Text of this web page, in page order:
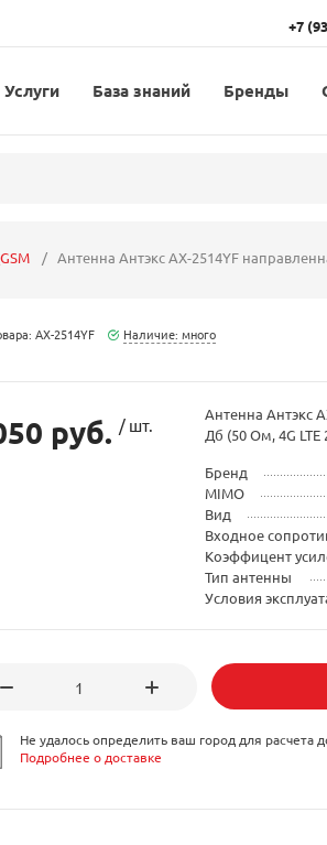
+7
Услуги База знаний Бренды
Антенна Антэкс AX-2514YF
AX-2514YF Наличие: много
руб. / шт.
Антенна Антэкс
Дб (50 Ом, 4G LTE
Бренд
MIMO
Вид
Входное
Коэффицент
Тип антенны
Условия
Не удалось определить ваш город для расчета
Подробнее о доставке